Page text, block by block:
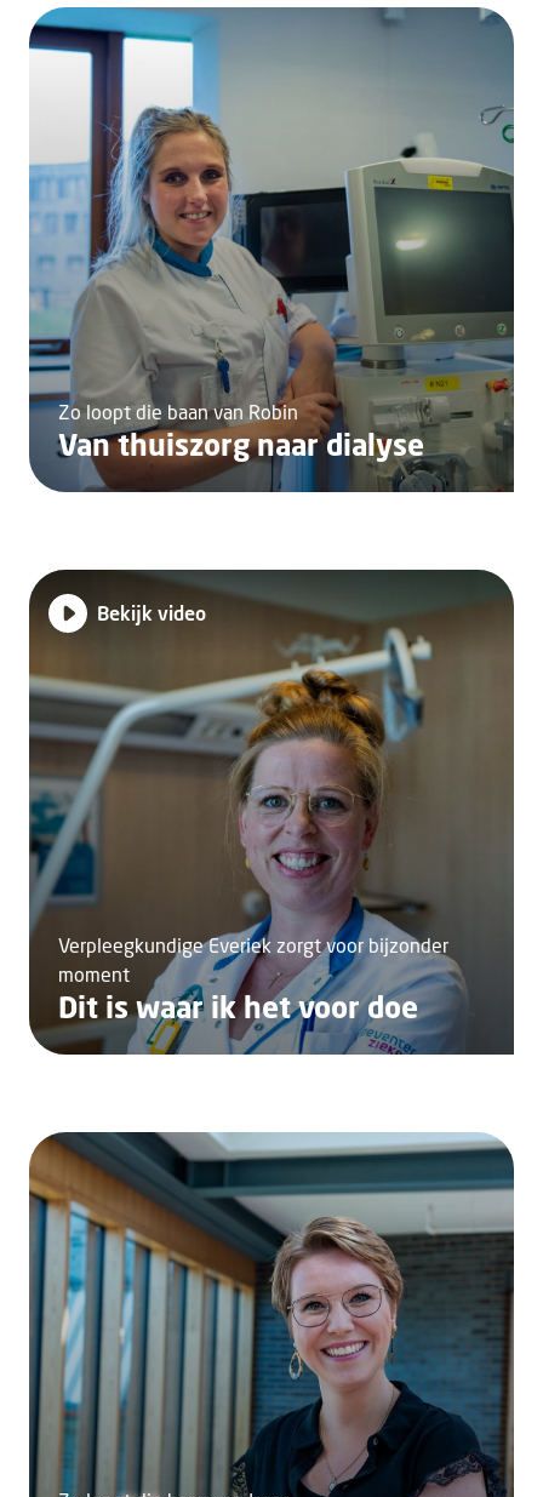
Zo loopt die baan van Robin
Van thuiszorg naar dialyse
Bekijk video
Verpleegkundige Everiek zorgt voor bijzonder
moment
Dit is waar ik het voor doe